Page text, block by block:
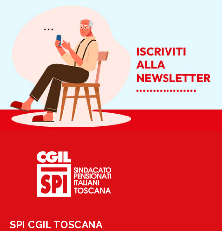
SPI CGIL TOSCANA